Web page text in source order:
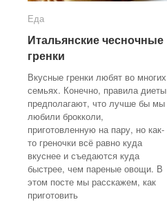
Еда
Итальянские чесночные
гренки
Вкусные гренки любят во многих
семьях. Конечно, правила диеты
предполагают, что лучше бы мы
любили брокколи,
приготовленную на пару, но как-
то греночки всё равно куда
вкуснее и съедаются куда
быстрее, чем пареные овощи. В
этом посте мы расскажем, как
приготовить
Еда
Итальянские чесночные
гренки